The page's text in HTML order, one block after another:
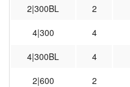
2|300BL
2
4|300
4
4|300BL
4
2|600
2